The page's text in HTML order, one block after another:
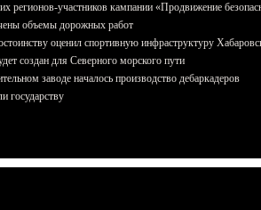
регионов-участников кампании «Продвижение
объемы дорожных работ
оценил спортивную инфраструктуру
создан для Северного морского пути
заводе началось производство дебаркадеров
государству